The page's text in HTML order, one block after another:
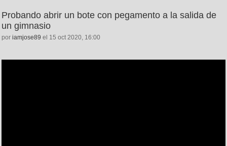
Probando abrir un bote con pegamento a la salida de
un gimnasio
por iamjose89 el 15 oct 2020, 16:00